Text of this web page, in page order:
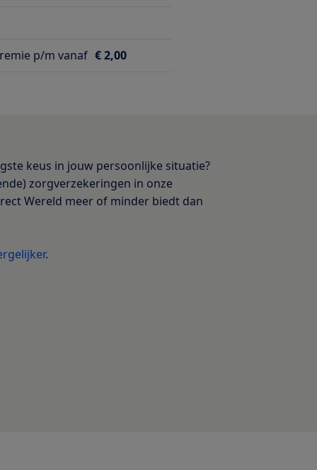
p/m vanaf € 2,00
keus in jouw persoonlijke situatie?
zorgverzekeringen in onze
Wereld meer of minder biedt dan
.